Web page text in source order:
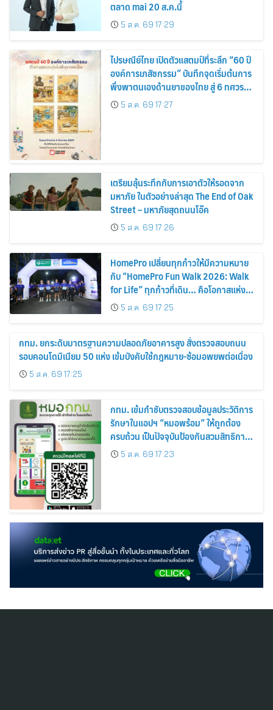
ตลาด mai 20 ส.ค.นี้
5 ส.ค. 69 17:29
ไปรษณีย์ไทย เปิดตัวแสตมป์ที่ระลึก “60 ปี
องค์การเภสัชกรรม” บันทึกจุดเริ่มต้นการ
พึ่งพาตนเองด้านยาของไทย สู่ 6 ทศวรรษ
แห่งการพัฒนาสุขภาพคนไทย
5 ส.ค. 69 17:27
เตรียมลุ้นระทึกกับการเอาตัวให้รอดจาก
มหาภัย ในตัวอย่างล่าสุด The End of Oak
Street – มหาภัยสุดถนนโอ๊ค
5 ส.ค. 69 17:26
HomePro เปลี่ยนทุกก้าวให้มีความหมาย
กับ “HomePro Fun Walk 2026: Walk
for Life” ทุกก้าวที่เดิน… คือโอกาสแห่ง
การมีชีวิต
5 ส.ค. 69 17:25
กทม. ยกระดับมาตรฐานความปลอดภัยอาคารสูง สั่งตรวจสอบถนน
รอบคอนโดมิเนียม 50 แห่ง เข้มบังคับใช้กฎหมาย-ซ้อมอพยพต่อเนื่อง
5 ส.ค. 69 17:25
กทม. เข้มกำชับตรวจสอบข้อมูลประวัติการ
รักษาในแอปฯ “หมอพร้อม” ให้ถูกต้อง
ครบถ้วน เป็นปัจจุบันป้องกันสวมสิทธิการ
รักษา5 ส.ค. 69 17:23